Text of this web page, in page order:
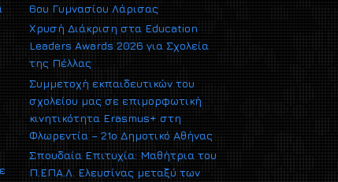
6ου Γυμνασίου Λάρισας
Χρυσή Διάκριση στα Education
Leaders Awards 2026 για Σχολεία
της Πέλλας
Συμμετοχή εκπαιδευτικών του
σχολείου μας σε επιμορφωτική
κινητικότητα Erasmus+ στη
Φλωρεντία – 21ο Δημοτικό Αθήνας
Σπουδαία Επιτυχία: Μαθήτρια του
Π.ΕΠΑ.Λ. Ελευσίνας μεταξύ των